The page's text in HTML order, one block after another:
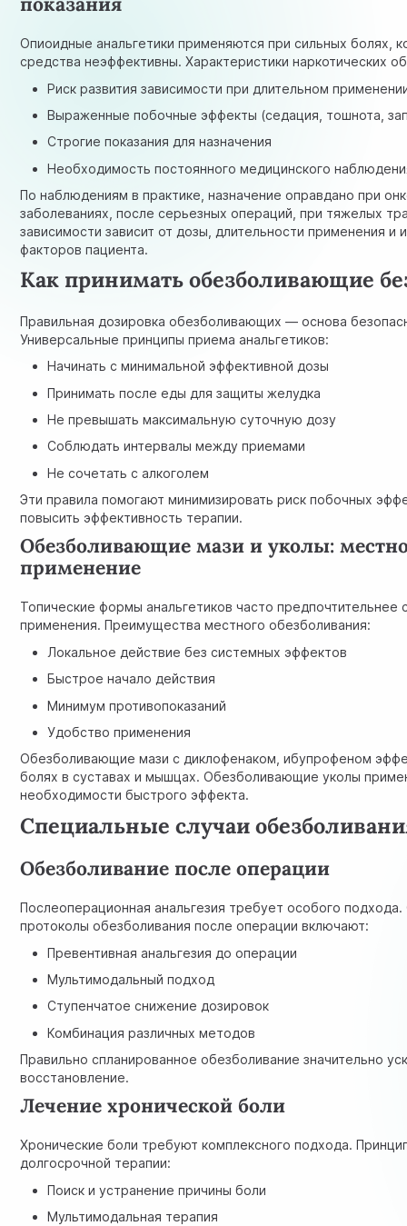
Опиоидные анальгетики применяются при сильных болях,
средства неэффективны. Характеристики наркотических
Риск развития зависимости при длительном
Выраженные побочные эффекты (седация, тошнота,
Строгие показания для назначения
Необходимость постоянного медицинского
По наблюдениям в практике, назначение оправдано при
заболеваниях, после серьезных операций, при тяжелых
зависимости зависит от дозы, длительности применения и
факторов пациента.
Как принимать обезболивающие
Правильная дозировка обезболивающих — основа
Универсальные принципы приема анальгетиков:
Начинать с минимальной эффективной дозы
Принимать после еды для защиты желудка
Не превышать максимальную суточную дозу
Соблюдать интервалы между приемами
Не сочетать с алкоголем
Эти правила помогают минимизировать риск побочных
повысить эффективность терапии.
Обезболивающие мази и уколы:
применение
Топические формы анальгетиков часто предпочтительнее
применения. Преимущества местного обезболивания:
Локальное действие без системных эффектов
Быстрое начало действия
Минимум противопоказаний
Удобство применения
Обезболивающие мази с диклофенаком, ибупрофеном
болях в суставах и мышцах. Обезболивающие уколы
необходимости быстрого эффекта.
Специальные случаи
Обезболивание после операции
Послеоперационная анальгезия требует особого
протоколы обезболивания после операции включают:
Превентивная анальгезия до операции
Мультимодальный подход
Ступенчатое снижение дозировок
Комбинация различных методов
Правильно спланированное обезболивание значительно
восстановление.
Лечение хронической боли
Хронические боли требуют комплексного подхода.
долгосрочной терапии:
Поиск и устранение причины боли
Мультимодальная терапия